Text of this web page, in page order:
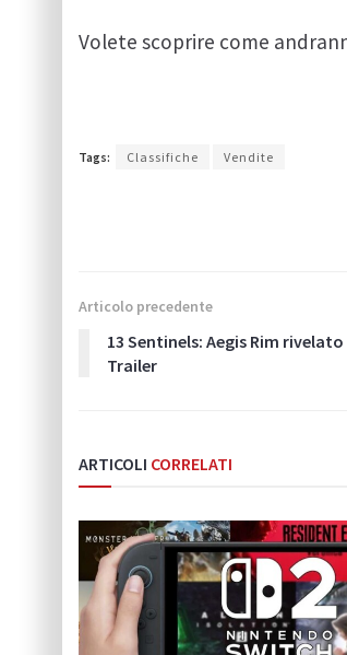
Volete scoprire come
Tags: Classifiche Vendite
Articolo precedente
13 Sentinels: Aegis Rim
Trailer
ARTICOLI CORRELATI